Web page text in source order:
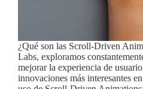
¿Qué son las Scroll-Driven
Labs, exploramos
mejorar la experiencia de
innovaciones más interesantes